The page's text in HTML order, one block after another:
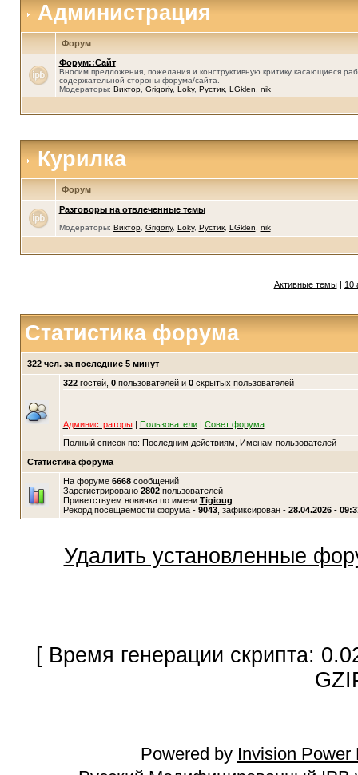
Администрация
Форум
Форум::Сайт
Вносим предложения, пожелания и конструктивную критику касающиеся
содержательной стороны форума/сайта.
Модераторы: Виктор, Grigoriy, Loky, Рустик, LGklen nik
Курилка
Форум
Разговоры на отвлеченные темы
Модераторы: Виктор, Grigoriy, Loky, Рустик, LGklen nik
Активные темы| 10
Статистика форума
322 чел. за последние 5 минут
322гостей, 0пользователей и 0скрытых пользователей
Администраторы| Пользователи| Совет форума
Полный список по: Последним действиям
Именам пользователей
Статистика форума
На форуме 6668сообщений
Зарегистрировано 2802пользователей
Приветствуем новичка по имени Tigioug
Рекорд посещаемости форума - 9043, зафиксирован - 28.04.2026 -
Удалить установленные
[ Время генерации скрипта:
Powered by Invision Power